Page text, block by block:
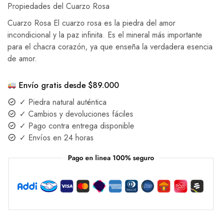
Propiedades del Cuarzo Rosa
Cuarzo Rosa El cuarzo rosa es la piedra del amor
incondicional y la paz infinita. Es el mineral más importante
para el chacra corazón, ya que enseña la verdadera esencia
de amor.
Envío gratis desde $89.000
✓ Piedra natural auténtica
✓ Cambios y devoluciones fáciles
✓ Pago contra entrega disponible
✓ Envíos en 24 horas
Pago en linea 100% seguro